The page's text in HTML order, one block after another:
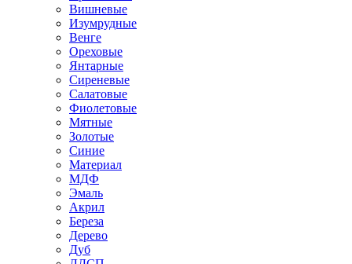
Вишневые
Изумрудные
Венге
Ореховые
Янтарные
Сиреневые
Салатовые
Фиолетовые
Мятные
Золотые
Синие
Материал
МДФ
Эмаль
Акрил
Береза
Дерево
Дуб